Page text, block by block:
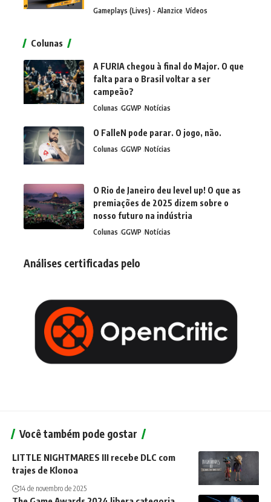
Gameplays (Lives) - Alanzice Vídeos
Colunas
A FURIA chegou à final do Major. O que
falta para o Brasil voltar a ser
campeão?
Colunas GGWP Notícias
O FalleN pode parar. O jogo, não.
Colunas GGWP Notícias
O Rio de Janeiro deu level up! O que as
premiações de 2025 dizem sobre o
nosso futuro na indústria
Colunas GGWP Notícias
Análises certificadas pelo
Você também pode gostar
LITTLE NIGHTMARES III recebe DLC com
trajes de Klonoa
14 de novembro de 2025